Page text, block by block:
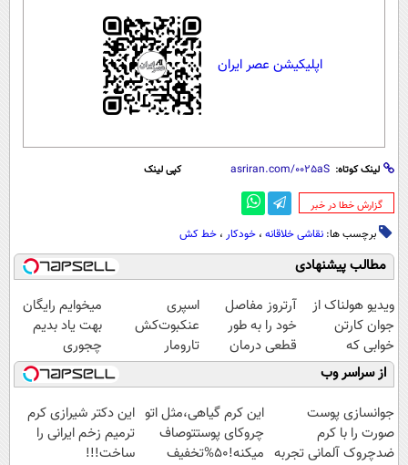
اپلیکیشن عصر ایران
لینک کوتاه: کپی لینک
‌گزارش خطا در خبر
برچسب ها: نقاشی خلاقانه ، خودکار ، خط کش
مطالب پیشنهادی
ویدیو هولناک از
جوان کارتن
خوابی که
میلیاردر شد.
آموزش رایگان
آرتروز مفاصل
خود را به طور
قطعی درمان
کنید!
◗پرسش‌نامه◖
اسپری
عنکبوت‌‌کش
تارومار
ازبین‌برنده انواع
عنکبوت
میخوایم رایگان
بهت یاد بدیم
چجوری
پولدارشی! باور
نداری امتحانش
مجانیه
از سراسر وب
جوانسازی پوست
صورت را با کرم
ضدچروک آلمانی تجربه
این کرم گیاهی،مثل اتو
چروکای پوستتوصاف
میکنه!50%تخفیف
این دکتر شیرازی کرم
ترمیم زخم ایرانی را
ساخت!!!